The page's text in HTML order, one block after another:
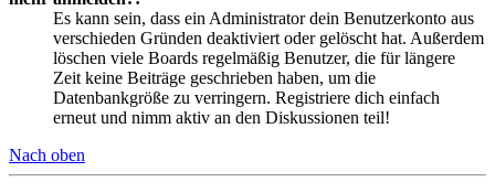
Es kann sein, dass ein Administrator dein Benutzerkonto aus
verschieden Gründen deaktiviert oder gelöscht hat. Außerdem
löschen viele Boards regelmäßig Benutzer, die für längere
Zeit keine Beiträge geschrieben haben, um die
Datenbankgröße zu verringern. Registriere dich einfach
erneut und nimm aktiv an den Diskussionen teil!
Nach oben